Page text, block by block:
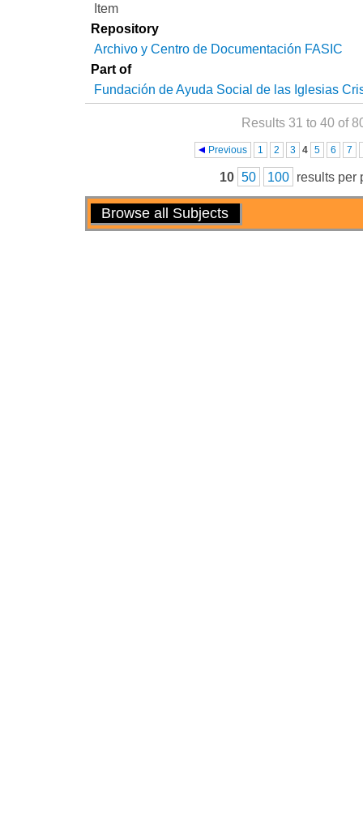
Item
Repository
Archivo y Centro de Documentación FASIC
Part of
Fundación de Ayuda Social de las Iglesias
Results 31 to 40 of
Previous 1 2 3 4 5 6 7
10 50 100 results per
Actions
Browse all Subjects